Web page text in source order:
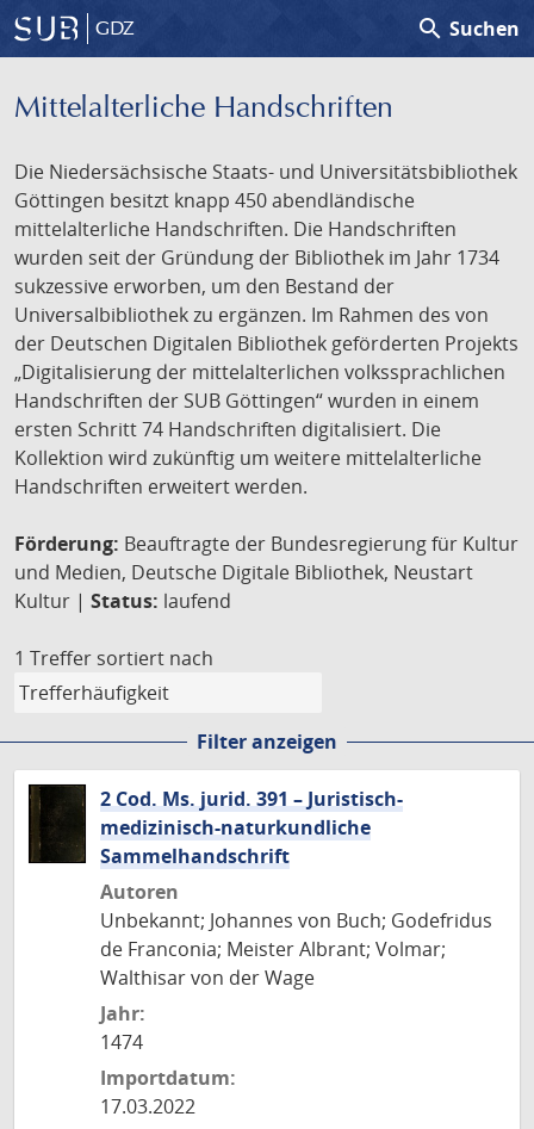
GDZ search Suchen
Mittelalterliche Handschriften
Die Niedersächsische Staats- und Universitätsbibliothek
Göttingen besitzt knapp 450 abendländische
mittelalterliche Handschriften. Die Handschriften
wurden seit der Gründung der Bibliothek im Jahr 1734
sukzessive erworben, um den Bestand der
Universalbibliothek zu ergänzen. Im Rahmen des von
der Deutschen Digitalen Bibliothek geförderten Projekts
„Digitalisierung der mittelalterlichen volkssprachlichen
Handschriften der SUB Göttingen“ wurden in einem
ersten Schritt 74 Handschriften digitalisiert. Die
Kollektion wird zukünftig um weitere mittelalterliche
Handschriften erweitert werden.
Förderung: Beauftragte der Bundesregierung für Kultur
und Medien, Deutsche Digitale Bibliothek, Neustart
Kultur | Status: laufend
1 Treffer sortiert nach
Filter anzeigen
2 Cod. Ms. jurid. 391 – Juristisch-
medizinisch-naturkundliche
Sammelhandschrift
Autoren
Unbekannt; Johannes von Buch; Godefridus
de Franconia; Meister Albrant; Volmar;
Walthisar von der Wage
Jahr:
1474
Importdatum:
17.03.2022